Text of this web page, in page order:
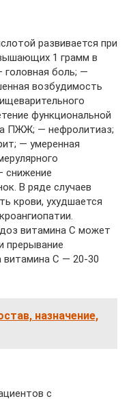
развивается при
1 грамм в
головная боль; —
возбудимость
функциональной
ПЖЖ; — нефролитиаз;
— умеренная
снижение
В ряде случаев
крови, ухудшается
витамина С может
прерывание
витамина С — 20-30
назначение,
с